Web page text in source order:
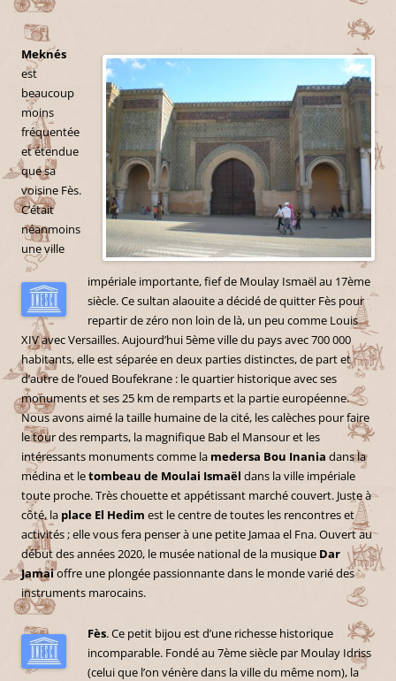
Meknés
est
beaucoup
moins
fréquentée
et étendue
que sa
voisine Fès.
C’était
néanmoins
une ville
impériale importante, fief de Moulay Ismaël au 17ème
siècle. Ce sultan alaouite a décidé de quitter Fès pour
repartir de zéro non loin de là, un peu comme Louis
XIV avec Versailles. Aujourd’hui 5ème ville du pays avec 700 000
habitants, elle est séparée en deux parties distinctes, de part et
d’autre de l’oued Boufekrane : le quartier historique avec ses
monuments et ses 25 km de remparts et la partie européenne.
Nous avons aimé la taille humaine de la cité, les calèches pour faire
le tour des remparts, la magnifique Bab el Mansour et les
intéressants monuments comme la medersa Bou Inania dans la
médina et letombeau de Moulai Ismaël dans la ville impériale
toute proche. Très chouette et appétissant marché couvert. Juste à
côté, la place El Hedim est le centre de toutes les rencontres et
activités ; elle vous fera penser à une petite Jamaa el Fna. Ouvert au
début des années 2020, le musée national de la musique Dar
Jamaioffre une plongée passionnante dans le monde varié des
instruments marocains.
Fès. Ce petit bijou est d’une richesse historique
incomparable. Fondé au 7ème siècle par Moulay Idriss
(celui que l’on vénère dans la ville du même nom), la